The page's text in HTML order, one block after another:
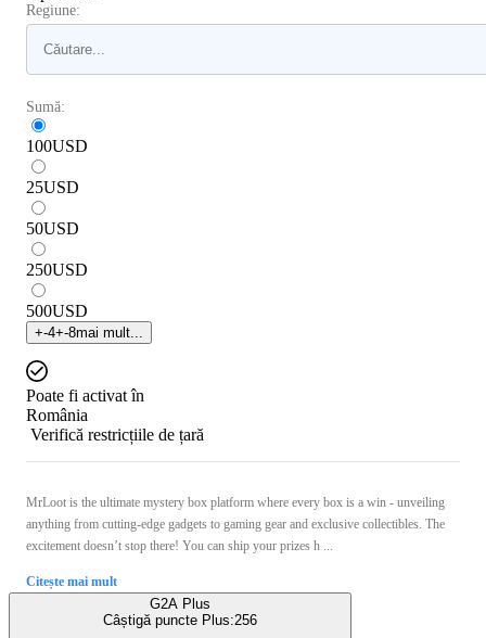
Regiune:
Sumă:
100USD
25USD
50USD
250USD
500USD
+-4+-8mai mult...
Poate fi activat în
România
Verifică restricțiile de țară
MrLoot is the ultimate mystery box platform where every box is a win - unveiling
anything from cutting-edge gadgets to gaming gear and exclusive collectibles. The
excitement doesn’t stop there! You can ship your prizes h ...
Citește mai mult
G2A Plus
Câștigă puncte Plus:256